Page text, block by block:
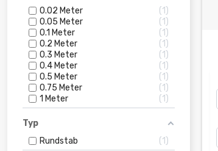
0.02 Meter
1
0.05 Meter
1
0.1 Meter
1
0.2 Meter
1
0.3 Meter
1
0.4 Meter
1
0.5 Meter
1
0.75 Meter
1
1 Meter
1
Typ
Rundstab
1